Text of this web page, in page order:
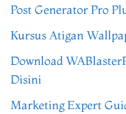
Post Generator Pro
Kursus Atigan
Download
Disini
Marketing Expert